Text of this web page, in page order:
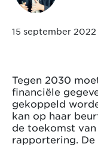
15 september 2022
Tegen 2030
financiële
gekoppeld
kan op haar
de toekomst
rapportering.